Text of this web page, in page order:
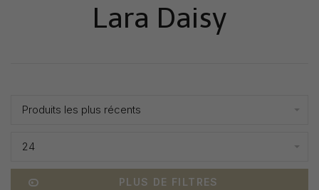
Lara Daisy
Produits les plus récents
24
PLUS DE FILTRES